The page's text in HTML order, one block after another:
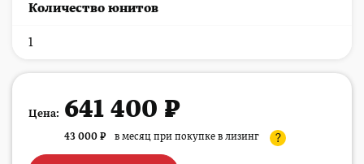
Количество юнитов
1
Цена: 641 400 ₽
43 000 ₽ в месяц при покупке в лизинг ?